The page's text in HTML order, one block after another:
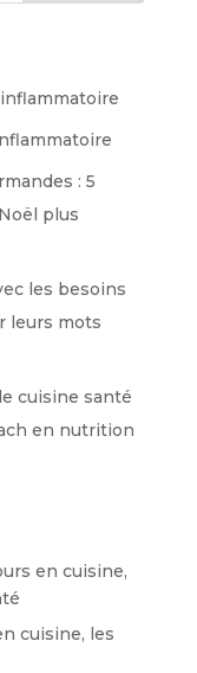
: 5
plus
les besoins
leurs mots
cuisine santé
en nutrition
en cuisine,
cuisine, les